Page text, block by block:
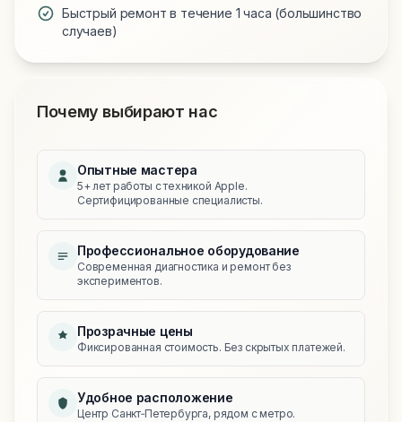
Быстрый ремонт в течение 1 часа (большинство
случаев)
Почему выбирают нас
Опытные мастера
5+ лет работы с техникой Apple.
Сертифицированные специалисты.
Профессиональное оборудование
Современная диагностика и ремонт без
экспериментов.
Прозрачные цены
Фиксированная стоимость. Без скрытых платежей.
Удобное расположение
Центр Санкт‑Петербурга, рядом с метро.